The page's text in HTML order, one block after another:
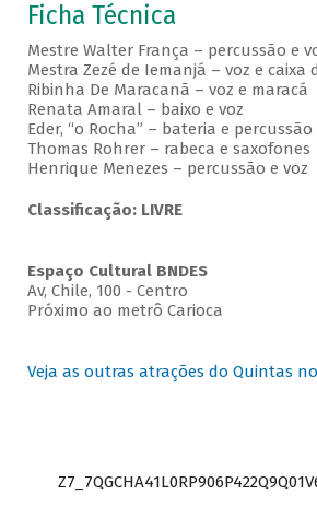
Ficha Técnica
Mestre Walter França – percussão e
Mestra Zezé de Iemanjá – voz e caixa
Ribinha De Maracanã – voz e maracá
Renata Amaral – baixo e voz
Eder, “o Rocha” – bateria e percussão
Thomas Rohrer – rabeca e saxofones
Henrique Menezes – percussão e voz
Classificação: LIVRE
Espaço Cultural BNDES
Av, Chile, 100 - Centro
Próximo ao metrô Carioca
Veja as outras atrações do Quintas no